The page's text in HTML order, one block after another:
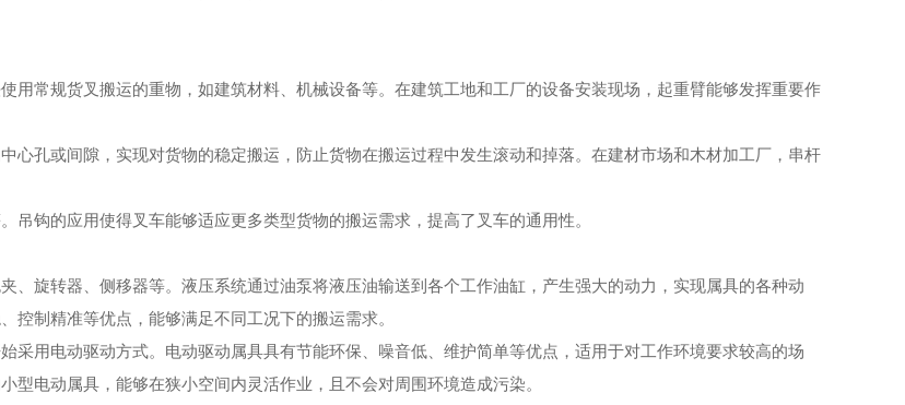
用常规货叉搬运的重物，如建筑材料、机械设备等。在建筑工地和工厂的设备安装现场，起重臂能够发挥重要作
心孔或间隙，实现对货物的稳定搬运，防止货物在搬运过程中发生滚动和掉落。在建材市场和木材加工厂，串杆
钩的应用使得叉车能够适应更多类型货物的搬运需求，提高了叉车的通用性。
、旋转器、侧移器等。液压系统通过油泵将液压油输送到各个工作油缸，产生强大的动力，实现属具的各种动
控制精准等优点，能够满足不同工况下的搬运需求。
采用电动驱动方式。电动驱动属具具有节能环保、噪音低、维护简单等优点，适用于对工作环境要求较高的场
电动属具，能够在狭小空间内灵活作业，且不会对周围环境造成污染。